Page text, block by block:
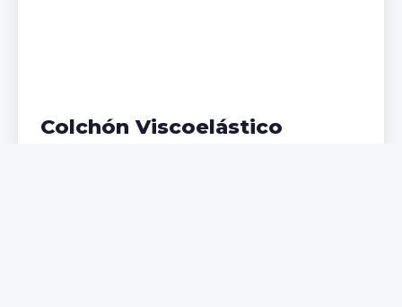
Colchón Viscoelástico